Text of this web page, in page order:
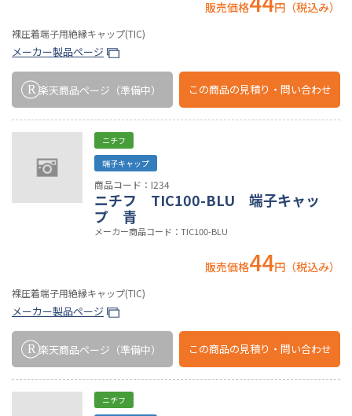
販売価格 円（税込み）
裸圧着端子用絶縁キャップ(TIC)
メーカー製品ページ
楽天商品ページ （準備中） この商品の見積り・問い合わせ
ニチフ
端子キャップ
商品コード：I234
ニチフ TIC100-BLU 端子キャッ
プ 青
メーカー商品コード：TIC100-BLU
販売価格44円（税込み）
裸圧着端子用絶縁キャップ(TIC)
メーカー製品ページ
楽天商品ページ （準備中） この商品の見積り・問い合わせ
ニチフ